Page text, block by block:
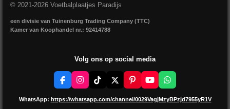
© 2021-2026 Voetbalplaatjes Paradijs
een divisie van Tuinenburg Trading Company (TTC)
Kamer van Koophandel nr.: 92414788
Volg ons op social media
F
a
c
I
n
s
T
k
X
P
i
n
Y
o
u
W
h
a
WhatsApp: https://whatsapp.com/channel/0029VagjMzyBPzjd7955yR1V